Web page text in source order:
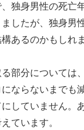
、独身男性の死亡
したが、独身男
あるのかもしれ
部分については
ならないまでも
していません。
ています。